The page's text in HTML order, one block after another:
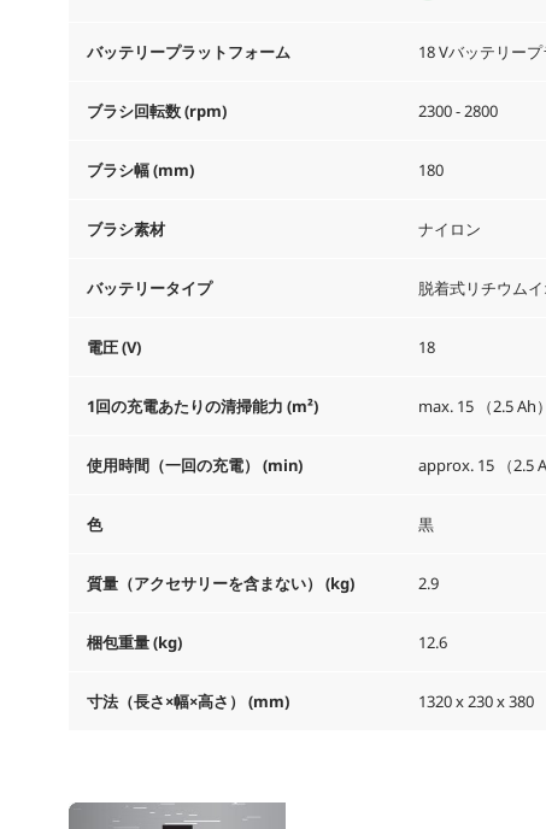
バッテリープラットフォーム 18 Vバッテリー
ブラシ回転数 (rpm) 2300 - 2800
ブラシ幅 (mm) 180
ブラシ素材 ナイロン
バッテリータイプ 脱着式リチウム
電圧 (V) 18
1回の充電あたりの清掃能力 (m²) max. 15 （2.5 Ah
使用時間（一回の充電） (min) approx. 15 （2.5
色 黒
質量（アクセサリーを含まない） (kg) 2.9
梱包重量 (kg) 12.6
寸法（長さ×幅×高さ） (mm) 1320 x 230 x 380